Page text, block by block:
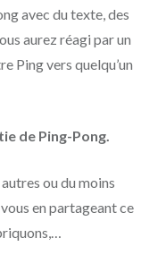
avec du texte, des
aurez réagi par un
Ping vers quelqu’un
de Ping-Pong.
ou du moins
en partageant ce